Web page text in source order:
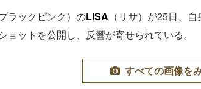
ブラックピンク）のLISA （リサ）が25日、
ョットを公開し、反響が寄せられている。
すべての画像を